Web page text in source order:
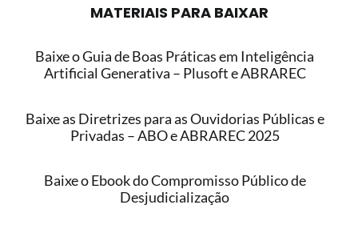
MATERIAIS PARA BAIXAR
Baixe o Guia de Boas Práticas em Inteligência
Artificial Generativa – Plusoft e ABRAREC
Baixe as Diretrizes para as Ouvidorias Públicas e
Privadas – ABO e ABRAREC 2025
Baixe o Ebook do Compromisso Público de
Desjudicialização